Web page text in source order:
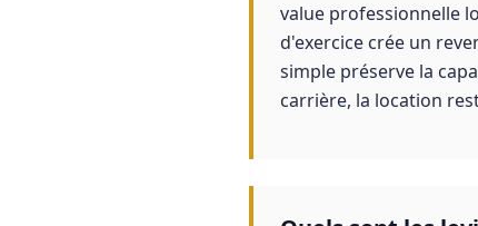
value professionnelle
d'exercice crée un
simple préserve la
carrière, la location